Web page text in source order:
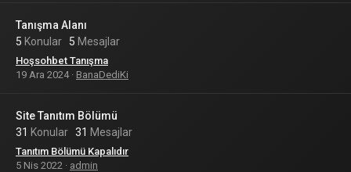
Tanışma Alanı
5 Konular 5 Mesajlar
Hoşsohbet Tanışma
19 Ara 2024
BanaDediKi
Site Tanıtım Bölümü
31 Konular 31 Mesajlar
Tanıtım Bölümü Kapalıdır
5 Nis 2022
admin